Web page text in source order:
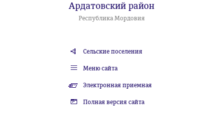
Ардатовский район
Республика Мордовия
Сельские поселения
Меню сайта
Электронная приемная
Полная версия сайта